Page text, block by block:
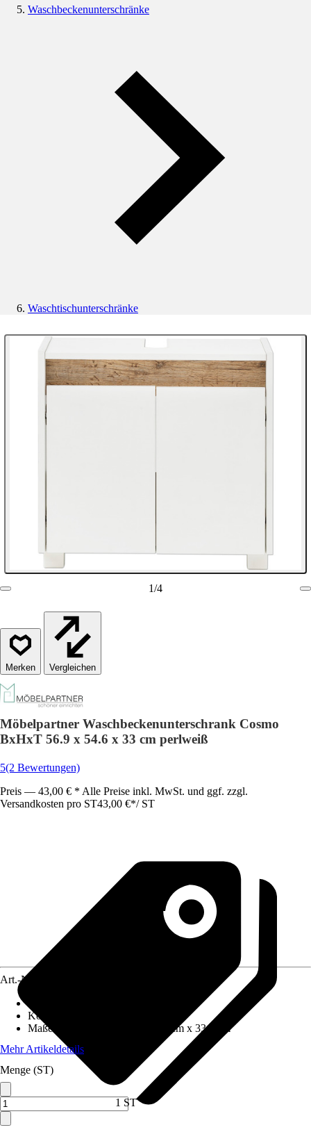
Waschbeckenunterschränke
Waschtischunterschränke
1/4
Vergleichen
Möbelpartner Waschbeckenunterschrank Cosmo
BxHxT 56.9 x 54.6 x 33 cm perlweiß
5(2 Bewertungen)
Preis — 43,00 € * Alle Preise inkl. MwSt. und ggf. zzgl.
Versandkosten pro ST43,00 €*/ ST
Art.-Nr.
Korpusfarbe
Maße (BxHxT)
56.9 cm x 54.6 cm x 33.0 cm
Mehr Artikeldetails
Menge (ST)
1 ST